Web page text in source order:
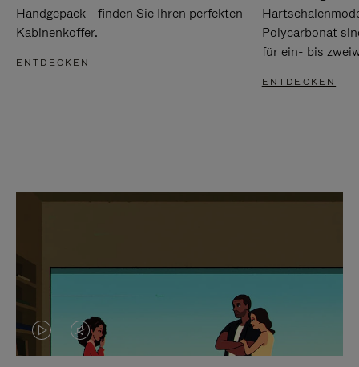
Handgepäck - finden Sie Ihren perfekten
Kabinenkoffer.
ENTDECKEN
Polycarbonat
für ein- bis
ENTDECKEN
DASVIDEO